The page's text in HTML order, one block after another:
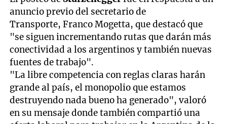
anuncio previo del secretario de
Transporte, Franco Mogetta, que destacó que
"se siguen incrementando rutas que darán más
conectividad a los argentinos y también nuevas
fuentes de trabajo".
"La libre competencia con reglas claras harán
grande al país, el monopolio que estamos
destruyendo nada bueno ha generado", valoró
en su mensaje donde también compartió una